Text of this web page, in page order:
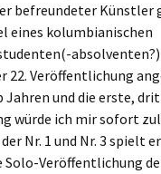
befreundeter Künstler
eines kolumbianischen
absolventen?)
22. Veröffentlichung
und die erste,
würde ich mir sofort
Nr. 1 und Nr. 3 spielt
Solo-Veröffentlichung